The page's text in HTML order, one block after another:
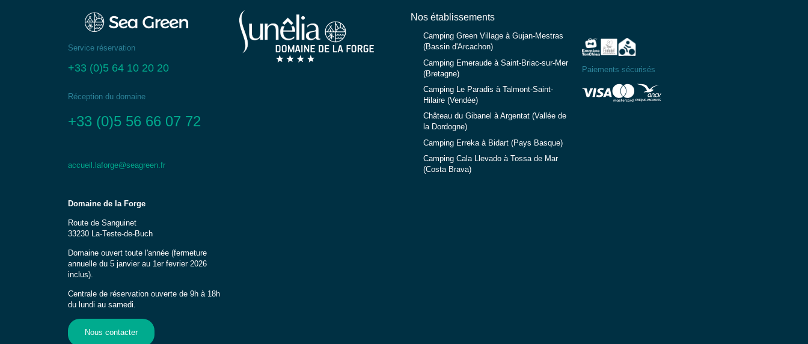
Service réservation
+33 (0)5 64 10 20 20
Réception du domaine
+33 (0)5 56 66 07 72
accueil.laforge@seagreen.fr
Domaine de la Forge
Route de Sanguinet
33230 La-Teste-de-Buch
Domaine ouvert toute l'année (fermeture
annuelle du 5 janvier au 1er fevrier 2026
inclus).
Centrale de réservation ouverte de 9h à 18h
du lundi au samedi.
Nous contacter
Nos établissements
Camping Green Village à Gujan-Mestras
(Bassin d'Arcachon)
Camping Emeraude à Saint-Briac-sur-Mer
(Bretagne)
Camping Le Paradis à Talmont-Saint-
Hilaire (Vendée)
Château du Gibanel à Argentat (Vallée de
la Dordogne)
Camping Erreka à Bidart (Pays Basque)
Camping Cala Llevado à Tossa de Mar
(Costa Brava)
Paiements sécurisés